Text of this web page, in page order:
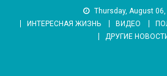
Thursday, August 06,
ИНТЕРЕСНАЯ ЖИЗНЬ
ВИДЕО
ДРУГИЕ